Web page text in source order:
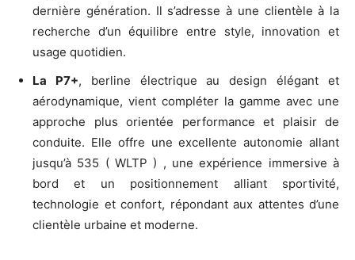
dernière génération. Il s’adresse à une clientèle à la
recherche d’un équilibre entre style, innovation et
usage quotidien.
La P7+, berline électrique au design élégant et
aérodynamique, vient compléter la gamme avec une
approche plus orientée performance et plaisir de
conduite. Elle offre une excellente autonomie allant
jusqu’à 535 ( WLTP ) , une expérience immersive à
bord et un positionnement alliant sportivité,
technologie et confort, répondant aux attentes d’une
clientèle urbaine et moderne.